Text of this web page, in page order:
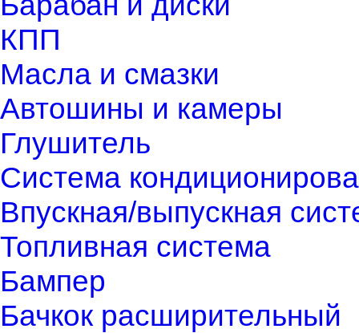
КПП
Масла и смазки
Автошины и камеры
Глушитель
Система
Впускная/выпускная
Топливная система
Бампер
Бачкок расширительный